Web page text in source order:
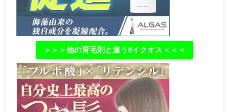
＞＞＞他の育毛剤と違う‼イクオス＜＜＜